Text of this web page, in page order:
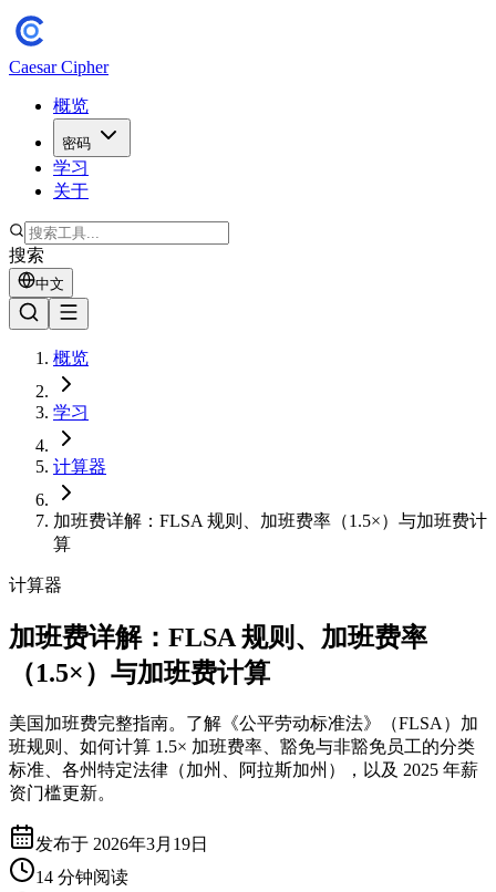
Caesar Cipher
概览
密码
学习
关于
搜索
中文
概览
学习
计算器
加班费详解：FLSA 规则、加班费率（1.5×）与加班费计
算
计算器
加班费详解：FLSA 规则、加班费率
（1.5×）与加班费计算
美国加班费完整指南。了解《公平劳动标准法》（FLSA）加
班规则、如何计算 1.5× 加班费率、豁免与非豁免员工的分类
标准、各州特定法律（加州、阿拉斯加州），以及 2025 年薪
资门槛更新。
发布于 2026年3月19日
14 分钟阅读